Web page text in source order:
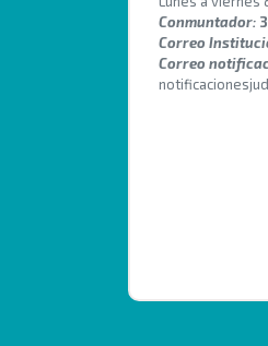
Conmuntador:
Correo
Correo